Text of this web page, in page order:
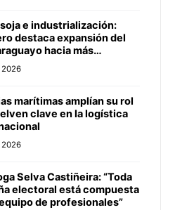
e industrialización:
destaca expansión del
hacia más
2026
marítimas amplían su rol
clave en la logística
2026
Selva Castiñeira: “Toda
electoral está compuesta
de profesionales”